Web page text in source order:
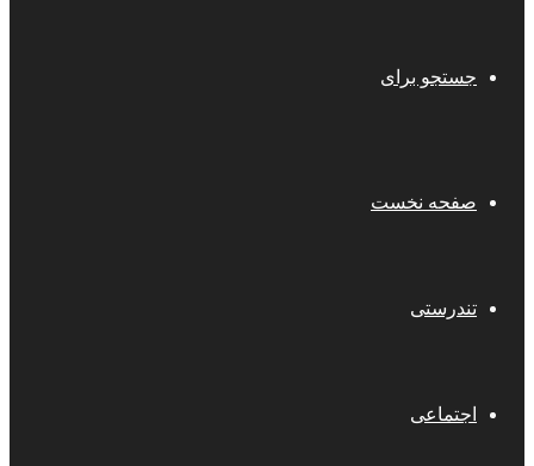
جستجو برای
صفحه نخست
تندرستی
اجتماعی